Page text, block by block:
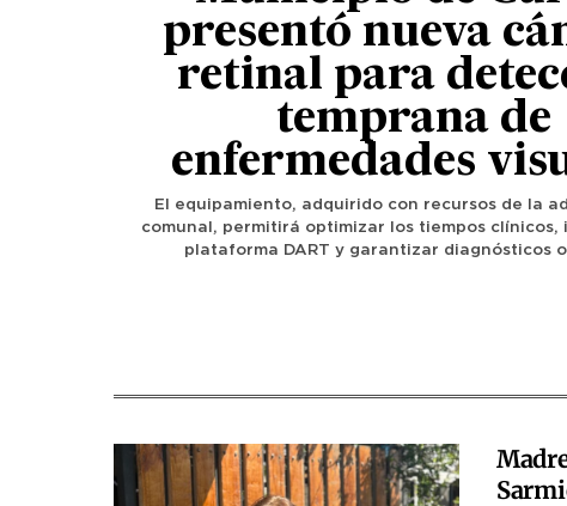
presentó nueva
retinal para
temprana de
enfermedades
El equipamiento, adquirido con recursos de la
comunal, permitirá optimizar los tiempos clínicos,
plataforma DART y garantizar diagnósticos